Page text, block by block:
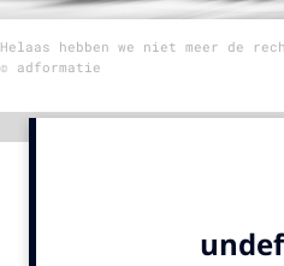
Adverteren
Events
Helaas hebben we niet meer de
© adformatie